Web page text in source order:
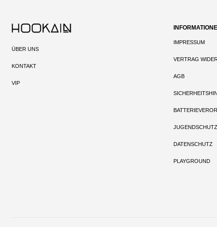
ÜBER UNS
KONTAKT
VIP
IMPRESSUM
VERTRAG
AGB
JUGENDSCHUTZ
DATENSCHUTZ
PLAYGROUND